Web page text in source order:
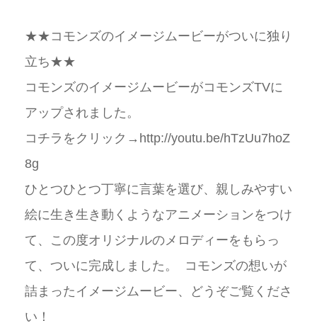
★★コモンズのイメージムービーがついに独り
立ち★★
コモンズのイメージムービーがコモンズTVに
アップされました。
コチラをクリック→http://youtu.be/hTzUu7hoZ
8g
ひとつひとつ丁寧に言葉を選び、親しみやすい
絵に生き生き動くようなアニメーションをつけ
て、この度オリジナルのメロディーをもらっ
て、ついに完成しました。 コモンズの想いが
詰まったイメージムービー、どうぞご覧くださ
い！